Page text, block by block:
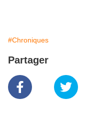
#Chroniques
Partager